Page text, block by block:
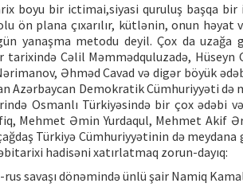
boyu bir ictimai,siyasi quruluş başqa
ön plana çıxarılır, kütlənin, onun həyat
yanaşma metodu deyil. Çox da
Cəlil Məmmədquluzadə, Hüseyn
Əhməd Cavad və digər böyük
Azərbaycan Demokratik Cümhuriyyəti də
Osmanlı Türkiyəsində bir çox
Mehmet Əmin Yurdaqul, Mehmet Akif
Türkiyə Cümhuriyyətinin də
hadisəni xatırlatmaq zorun-dayıq:
savaşı dönəmində ünlü şair Namiq Kamal